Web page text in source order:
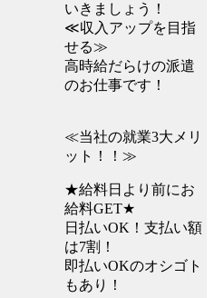
いきましょう！
≪収入アップを目指
せる≫
高時給だらけの派遣
のお仕事です！
≪当社の就業3大メリ
ット！！≫
★給料日より前にお
給料GET★
日払いOK！支払い額
は7割！
即払いOKのオシゴト
もあり！